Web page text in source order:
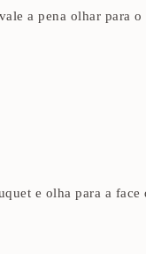
a pena olhar para o
e olha para a face